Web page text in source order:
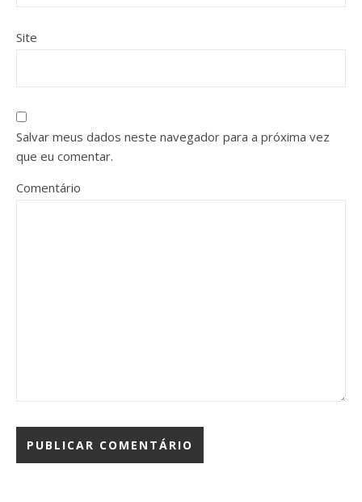
Site
Salvar meus dados neste navegador para a próxima vez
que eu comentar.
Comentário